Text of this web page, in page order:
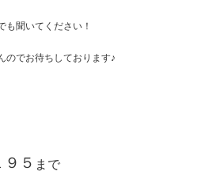
も聞いてください！
のでお待ちしております♪
５ まで